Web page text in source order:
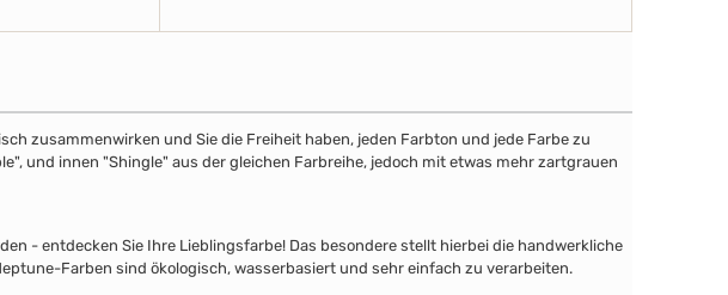
zusammenwirken und Sie die Freiheit haben, jeden Farbton und jede Farbe zu
und innen "Shingle" aus der gleichen Farbreihe, jedoch mit etwas mehr zartgrauen
- entdecken Sie Ihre Lieblingsfarbe! Das besondere stellt hierbei die handwerkliche
Farben sind ökologisch, wasserbasiert und sehr einfach zu verarbeiten.